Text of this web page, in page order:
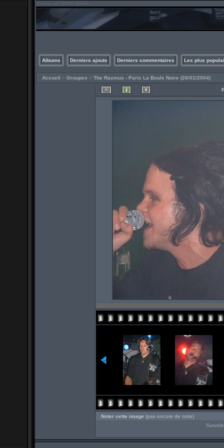
Albums Derniers ajouts Derniers commentaires Les plus
Accueil > Groupes > The Rasmus - Paris La Boule Noire (26/01/2004)
Noter cette image (pas encore de note)